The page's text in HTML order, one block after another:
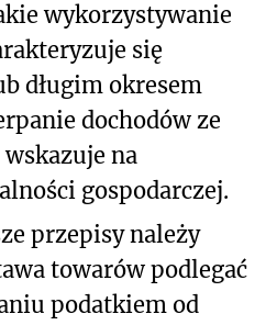
wykorzystywanie
się
długim okresem
dochodów ze
na
gospodarczej.
przepisy należy
towarów podlegać
podatkiem od